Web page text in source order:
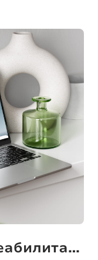
ICFIRM - сайт для реабилитационного центра